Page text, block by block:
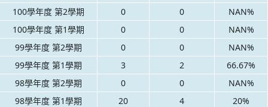
100學年度 第2學期
0 0
NAN%
100學年度 第1學期
0 0
NAN%
99學年度 第2學期
0 0
NAN%
99學年度 第1學期
3 2
66.67%
98學年度 第2學期
0 0
NAN%
98學年度 第1學期
20 4 20%